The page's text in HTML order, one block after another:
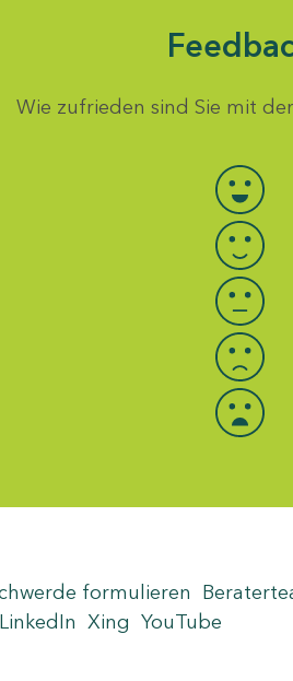
Wie zufrieden sind Sie mit
formulieren
LinkedIn Xing YouTube